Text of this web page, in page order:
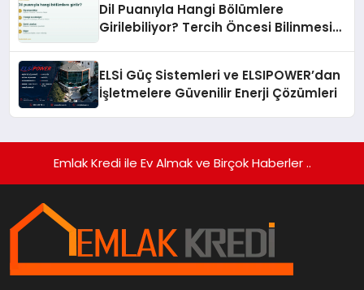
Dil Puanıyla Hangi Bölümlere
Girilebiliyor? Tercih Öncesi Bilinmesi
ELSİ Güç Sistemleri ve ELSIPOWER’dan
İşletmelere Güvenilir Enerji Çözümleri
Emlak Kredi ile Ev Almak ve Birçok Haberler ..